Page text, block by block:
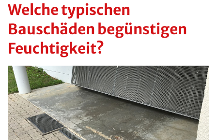
Welche typischen
Bauschäden begünstigen
Feuchtigkeit?